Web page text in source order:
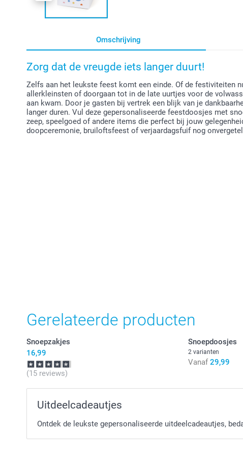
Omschrijving
Zorg dat de vreugde iets langer duurt!
Zelfs aan het leukste feest komt een einde. Of de festiviteiten
allerkleinsten of doorgaan tot in de late uurtjes voor de
aan kwam. Door je gasten bij vertrek een blijk van je
langer duren. Vul deze gepersonaliseerde feestdoosjes met
zeep, speelgoed of andere items die perfect bij jouw
doopceremonie, bruiloftsfeest of verjaardagsfuif nog
Gerelateerde producten
Snoepzakjes
16,99
(15 reviews)
Snoepdoosjes
2 varianten
Vanaf 29,99
Uitdeelcadeautjes
Ontdek de leukste gepersonaliseerde uitdeelcadeautjes,